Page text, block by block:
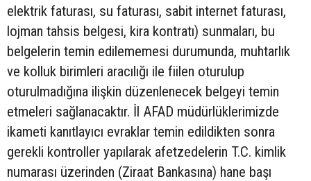
elektrik faturası, su faturası, sabit internet faturası,
lojman tahsis belgesi, kira kontratı) sunmaları, bu
belgelerin temin edilememesi durumunda, muhtarlık
ve kolluk birimleri aracılığı ile fiilen oturulup
oturulmadığına ilişkin düzenlenecek belgeyi temin
etmeleri sağlanacaktır. İl AFAD müdürlüklerimizde
ikameti kanıtlayıcı evraklar temin edildikten sonra
gerekli kontroller yapılarak afetzedelerin T.C. kimlik
numarası üzerinden (Ziraat Bankasına) hane başı